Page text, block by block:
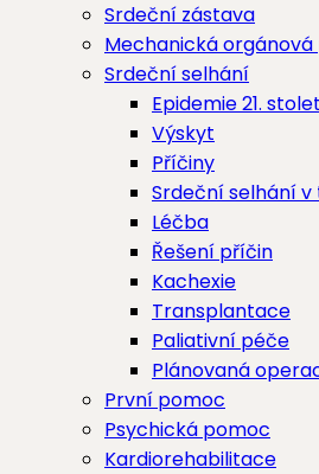
Srdeční zástava
Mechanická
Srdeční selhání
Epidemie 21.
Výskyt
Příčiny
Srdeční selhání
Léčba
Řešení příčin
Kachexie
Transplantace
Paliativní péče
Plánovaná
První pomoc
Psychická pomoc
Kardiorehabilitace